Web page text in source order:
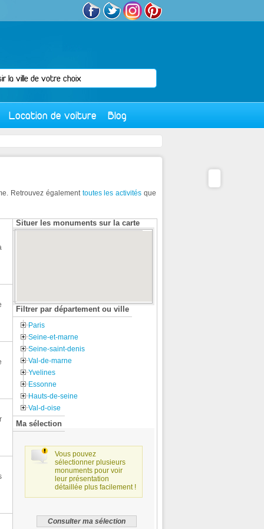
Location de voiture Blog
Retrouvez également toutes les activités que
Situer les monuments sur la carte
Filtrer par département ou ville
Paris
Seine-et-marne
Seine-saint-denis
Val-de-marne
Yvelines
Essonne
Hauts-de-seine
Val-d-oise
Ma sélection
Vous pouvez
sélectionner plusieurs
monuments pour voir
leur présentation
détaillée plus facilement !